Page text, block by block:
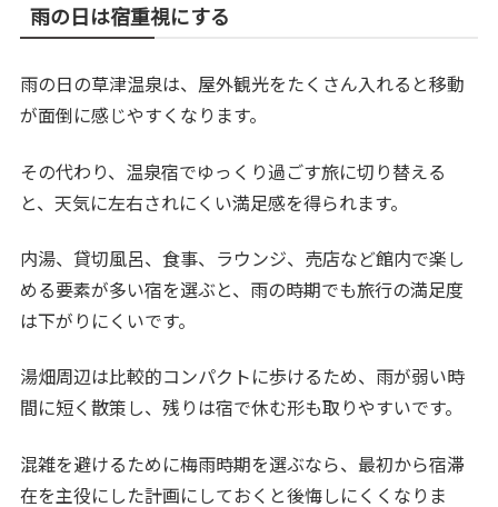
雨の日は宿重視にする
雨の日の草津温泉は、屋外観光をたくさん入れると移動
が面倒に感じやすくなります。
その代わり、温泉宿でゆっくり過ごす旅に切り替える
と、天気に左右されにくい満足感を得られます。
内湯、貸切風呂、食事、ラウンジ、売店など館内で楽し
める要素が多い宿を選ぶと、雨の時期でも旅行の満足度
は下がりにくいです。
湯畑周辺は比較的コンパクトに歩けるため、雨が弱い時
間に短く散策し、残りは宿で休む形も取りやすいです。
混雑を避けるために梅雨時期を選ぶなら、最初から宿滞
在を主役にした計画にしておくと後悔しにくくなりま